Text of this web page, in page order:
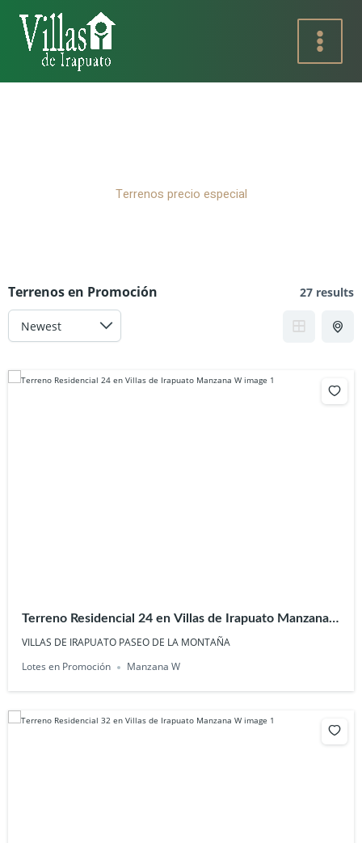
contenido
Terrenos precio especial
Terrenos en Promoción 27 results
Terreno Residencial 24 en Villas de Irapuato Manzana
W
VILLAS DE IRAPUATO PASEO DE LA MONTAÑA
Lotes en Promoción
Manzana W